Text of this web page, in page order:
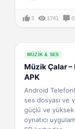
3 1741 0
MÜZIK & SES
Müzik Çalar –
APK
Android
ses dosyası ve
güçlü ve yüksek
oynatıcı